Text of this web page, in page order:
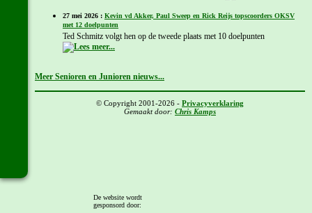
27 mei 2026 : Kevin vd Akker, Paul Sweep en Rick Reijs topscoorders OKSV
met 12 doelpunten
Ted Schmitz volgt hen op de tweede plaats met 10 doelpunten
Meer Senioren en Junioren nieuws...
© Copyright 2001-2026 - Privacyverklaring
Gemaakt door: Chris Kamps
De website wordt
gesponsord door: